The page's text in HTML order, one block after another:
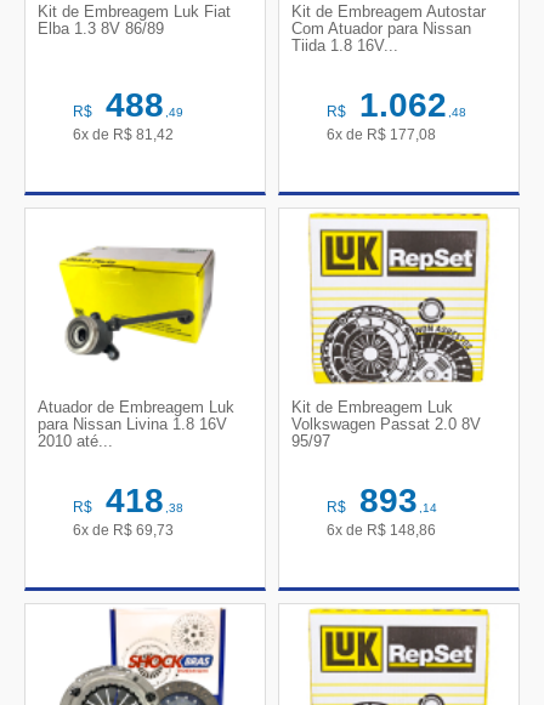
Kit de Embreagem Luk Fiat
Elba 1.3 8V 86/89
R$ 488,49
6x de R$ 81,42
Kit de Embreagem Autostar
Com Atuador para Nissan
Tiida 1.8 16V...
R$ 1.062,48
6x de R$ 177,08
Atuador de Embreagem Luk
para Nissan Livina 1.8 16V
2010 até...
R$ 418,38
6x de R$ 69,73
Kit de Embreagem Luk
Volkswagen Passat 2.0 8V
95/97
R$ 893,14
6x de R$ 148,86